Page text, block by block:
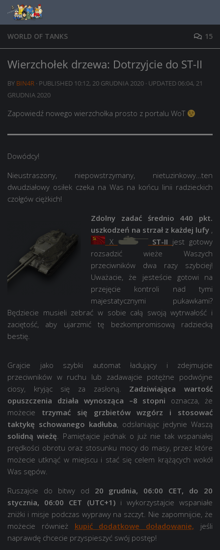
Skip to content
WORLD OF TANKS 15
Wierzchołek drzewa: Dotrzyjcie do ST-II
BY BIN4R · PUBLISHED 10:12, 20 GRUDNIA 2020 · UPDATED 06:04, 21
GRUDNIA 2020
Zapowiedź nowego wierzchołka prosto z portalu WoT
Dowódcy!
Nieustraszony, niepowstrzymany, nietuzinkowy…ten
dwudziałowy osiłek czeka na Was na końcu linii radzieckich
czołgów ciężkich!
Zdolny zadać średnio 440 pkt.
uszkodzeń na strzał z każdej lufy ,
X
ST-II jest gotowy
rozsadzić wieże Waszych
przeciwników dwa razy szybciej!
Uważacie, że jesteście gotowi na
przejęcie kontroli nad tymi
majestatycznymi pukawkami?
Będziecie musieli zebrać w sobie całą swoją wytrwałość i
zaciętość, aby ujarzmić tę bezkompromisową radziecką
bestię.
Grajcie jako szybki automat ładujący i zdejmujcie
przeciwników w ruchu lub zadawajcie potężne podwójne
ciosy, kryjąc się za zasłoną. Zadziwiająca wartość
opuszczenia działa wynosząca –8 stopni oznacza, że
możecie trzymać się grzbietów wzgórz i stosować
taktykę schowanego kadłuba, odsłaniając jedynie Waszą
solidną wieżę. Pamiętajcie jednak o już nie tak wspaniałej
prędkości obrotu oraz stosunku mocy do masy, przez które
możecie utknąć w miejscu i stać się celem krążących wokół
Was sępów.
Ruszajcie do bitwy od 20 grudnia, 06:00 CET, do 20
stycznia, 06:00 CET (UTC+1) i wykorzystajcie wspaniałe
zniżki i misje podczas wyprawy na szczyt. Nie zapomnijcie, że
możecie również kupić dodatkowe doładowanie, jeśli
naprawdę chcecie przyspieszyć swój postęp!